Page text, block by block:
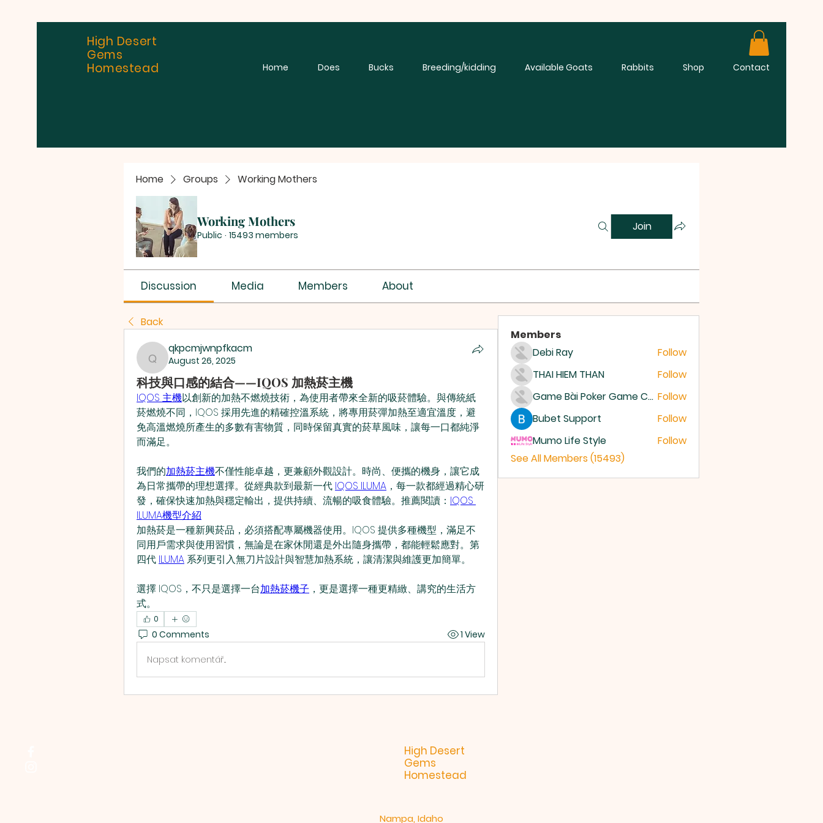
High Desert
Gems
Homestead
Home Does Bucks Breeding/kidding Available Goats Rabbits Shop Contact
Home Groups Working Mothers
Working Mothers
Public · 15493 members
Join
Discussion Media Members About
Back
qkpcmjwnpfkacm
qkpcmjwnpfkacm
August 26, 2025
科技與口感的結合——IQOS 加熱菸主機
IQOS 主機以創新的加熱不燃燒技術，為使用者帶來全新的吸菸體驗。與傳統紙
菸燃燒不同，IQOS 採用先進的精確控溫系統，將專用菸彈加熱至適宜溫度，避
免高溫燃燒所產生的多數有害物質，同時保留真實的菸草風味，讓每一口都純淨
而滿足。
我們的加熱菸主機不僅性能卓越，更兼顧外觀設計。時尚、便攜的機身，讓它成
為日常攜帶的理想選擇。從經典款到最新一代 IQOS ILUMA ，每一款都經過精心研
發，確保快速加熱與穩定輸出，提供持續、流暢的吸食體驗。推薦閱讀： IQOS
ILUMA機型介紹
加熱菸是一種新興菸品，必須搭配專屬機器使用。IQOS 提供多種機型，滿足不
同用戶需求與使用習慣，無論是在家休閒還是外出隨身攜帶，都能輕鬆應對。第
四代 ILUMA 系列更引入無刀片設計與智慧加熱系統，讓清潔與維護更加簡單。
選擇 IQOS，不只是選擇一台加熱菸機子 ，更是選擇一種更精緻、講究的生活方
式。
0
0 Comments 1 View
Napsat komentář...
Members
Debi Ray
Follow
THAI HIEM THAN
Follow
Game Bài Poker Game Casino Quốc Tế Follow
Bubet Support
Follow
Mumo Life Style
Follow
See All Members (15493)
High Desert
Gems
Homestead
Nampa, Idaho